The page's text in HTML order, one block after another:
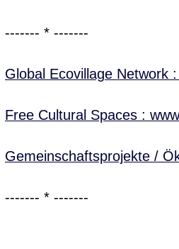
------- * -------
Global Ecovillage Network
Free Cultural Spaces :
Gemeinschaftsprojekte /
------- * -------